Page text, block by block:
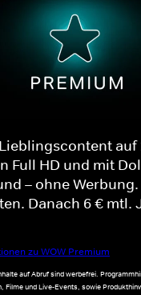
auf
Full HD und mit
– ohne Werbung.
Danach 6 € mtl.
zu WOW Premium
auf Abruf sind werbefrei.
Filme und Live-Events, sowie